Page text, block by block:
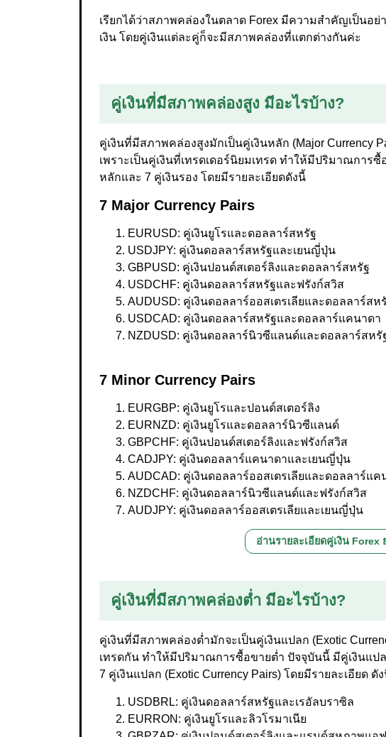
เรียกได้ว่าสภาพคล่องในตลาด Forex มีความสำคัญเป็นอ
เงิน โดยคู่เงินแต่ละคู่ก็จะมีสภาพคล่องที่แตกต่างกันค่ะ
คู่เงินที่มีสภาพคล่องสูง มีอะไรบ้าง?
คู่เงินที่มีสภาพคล่องสูงมักเป็นคู่เงินหลัก (Major Currency
เพราะเป็นคู่เงินที่เทรดเดอร์นิยมเทรด ทำให้มีปริมาณการ
หลักและ 7 คู่เงินรอง โดยมีรายละเอียดดังนี้
7 Major Currency Pairs
EURUSD: คู่เงินยูโรและดอลลาร์สหรัฐ
USDJPY: คู่เงินดอลลาร์สหรัฐและเยนญี่ปุ่น
GBPUSD: คู่เงินปอนด์สเตอร์ลิงและดอลลาร์สหรัฐ
USDCHF: คู่เงินดอลลาร์สหรัฐและฟรังก์สวิส
AUDUSD: คู่เงินดอลลาร์ออสเตรเลียและดอลลาร์สห
USDCAD: คู่เงินดอลลาร์สหรัฐและดอลลาร์แคนาดา
NZDUSD: คู่เงินดอลลาร์นิวซีแลนด์และดอลลาร์สหรั
7 Minor Currency Pairs
EURGBP: คู่เงินยูโรและปอนด์สเตอร์ลิง
EURNZD: คู่เงินยูโรและดอลลาร์นิวซีแลนด์
GBPCHF: คู่เงินปอนด์สเตอร์ลิงและฟรังก์สวิส
CADJPY: คู่เงินดอลลาร์แคนาดาและเยนญี่ปุ่น
AUDCAD: คู่เงินดอลลาร์ออสเตรเลียและดอลลาร์แค
NZDCHF: คู่เงินดอลลาร์นิวซีแลนด์และฟรังก์สวิส
AUDJPY: คู่เงินดอลลาร์ออสเตรเลียและเยนญี่ปุ่น
อ่านรายละเอียดคู่เงิน Forex
คู่เงินที่มีสภาพคล่องต่ำ มีอะไรบ้าง?
คู่เงินที่มีสภาพคล่องต่ำมักจะเป็นคู่เงินแปลก (Exotic
เทรดกัน ทำให้มีปริมาณการซื้อขายต่ำ ปัจจุบันนี้ มีคู่เงินแ
7 คู่เงินแปลก (Exotic Currency Pairs) โดยมีรายละเอียด ดั
USDBRL: คู่เงินดอลลาร์สหรัฐและเรอัลบราซิล
EURRON: คู่เงินยูโรและลิวโรมาเนีย